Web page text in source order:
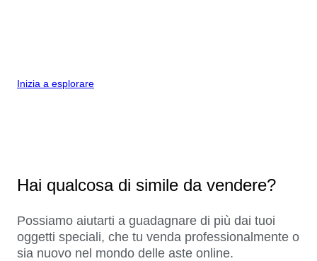
Inizia a esplorare
Hai qualcosa di simile da vendere?
Possiamo aiutarti a guadagnare di più dai tuoi
oggetti speciali, che tu venda professionalmente o
sia nuovo nel mondo delle aste online.